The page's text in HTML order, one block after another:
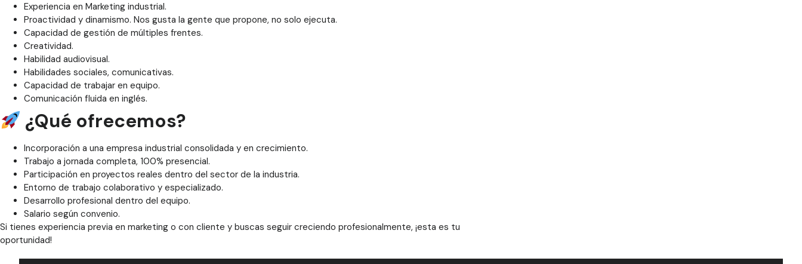
Experiencia en Marketing industrial.
Proactividad y dinamismo. Nos gusta la gente que propone, no solo ejecuta.
Capacidad de gestión de múltiples frentes.
Creatividad.
Habilidad audiovisual.
Habilidades sociales, comunicativas.
Capacidad de trabajar en equipo.
Comunicación fluida en inglés.
¿Qué ofrecemos?
Incorporación a una empresa industrial consolidada y en crecimiento.
Trabajo a jornada completa, 100% presencial.
Participación en proyectos reales dentro del sector de la industria.
Entorno de trabajo colaborativo y especializado.
Desarrollo profesional dentro del equipo.
Salario según convenio.
Si tienes experiencia previa en marketing o con cliente y buscas seguir creciendo profesionalmente, ¡esta es tu
oportunidad!